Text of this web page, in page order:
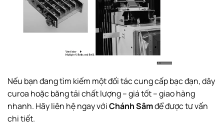
Nếu bạn đang tìm kiếm một đối tác cung cấp bạc đạn, dây
curoa hoặc băng tải chất lượng – giá tốt – giao hàng
nhanh. Hãy liên hệ ngay vớiChánh Sâmđể được tư vấn
chi tiết.